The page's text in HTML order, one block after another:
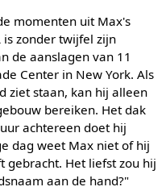
momenten uit Max's
is zonder twijfel zijn
de aanslagen van 11
Center in New York. Als
ziet staan, kan hij alleen
bereiken. Het dak
achtereen doet hij
dag weet Max niet of hij
gebracht. Het liefst zou hij
aan de hand?"